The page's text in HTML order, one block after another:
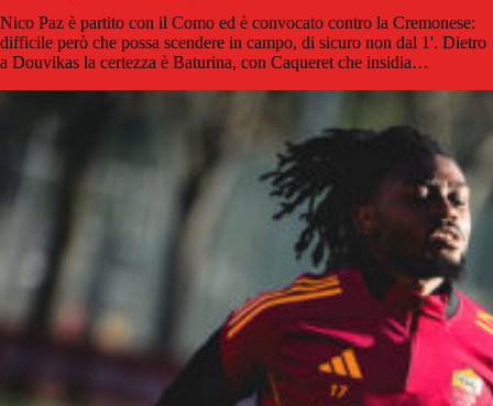
Nico Paz è partito con il Como ed è convocato contro la Cremonese:
difficile però che possa scendere in campo, di sicuro non dal 1'. Dietro
a Douvikas la certezza è Baturina, con Caqueret che insidia…